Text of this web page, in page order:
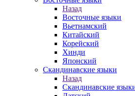
Назад
Восточные языки
Вьетнамский
Китайский
Корейский
Хинди
Японский
Скандинавские языки
Назад
Скандинавские